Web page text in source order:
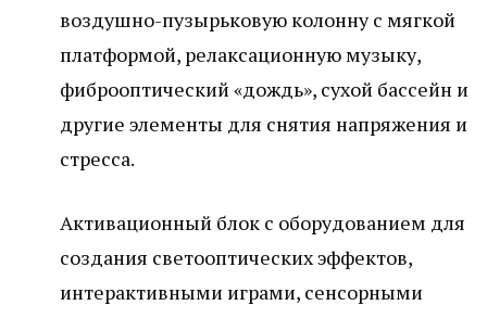
воздушно-пузырьковую колонну с мягкой
платформой, релаксационную музыку,
фиброоптический «дождь», сухой бассейн и
другие элементы для снятия напряжения и
стресса.
Активационный блок с оборудованием для
создания светооптических эффектов,
интерактивными играми, сенсорными